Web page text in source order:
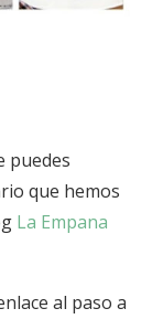
puedes
que hemos
La Empana
al paso a